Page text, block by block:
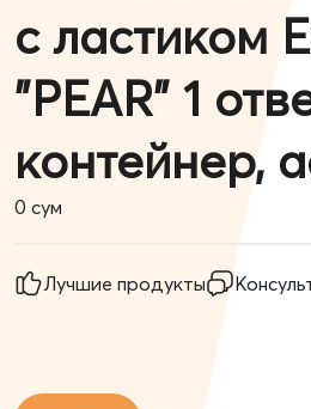
с ластиком
"PEAR" 1
контейнер,
0 сум
Лучшие продукты